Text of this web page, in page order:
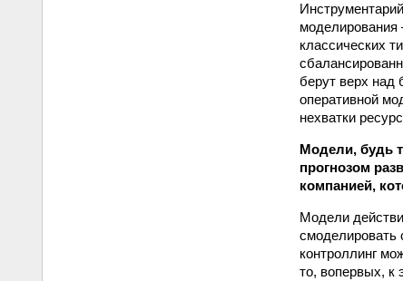
моделирования
классических
берут верх над
оперативной
нехватки
Модели, будь
прогнозом
компанией,
Модели
смоделировать
контроллинг
то, во­первых, к